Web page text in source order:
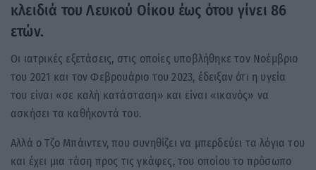
κλειδιά του Λευκού Οίκου έως ότου γίνει 86
ετών.
Οι ιατρικές εξετάσεις, στις οποίες υποβλήθηκε τον Νοέμβριο
του 2021 και τον Φεβρουάριο του 2023, έδειξαν ότι η υγεία
του είναι «σε καλή κατάσταση» και είναι «ικανός» να
ασκήσει τα καθήκοντά του.
Αλλά ο Τζο Μπάιντεν, που συνηθίζει να μπερδεύει τα λόγια του
και έχει μια τάση προς τις γκάφες, του οποίου το πρόσωπο